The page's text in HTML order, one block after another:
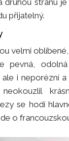
druhou stranu
přijatelný.
velmi
pevná,
i neporézní
se hodí
o